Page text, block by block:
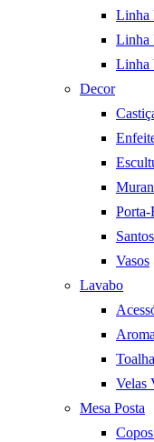
Linha
Linha
Linha
Decor
Porta-
Santos
Vasos
Lavabo
Velas
Mesa Posta